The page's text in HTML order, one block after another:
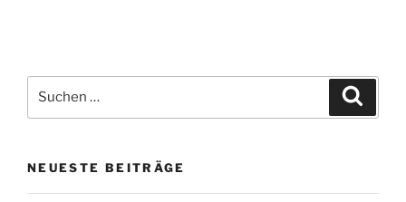
nach:
NEUESTE BEITRÄGE